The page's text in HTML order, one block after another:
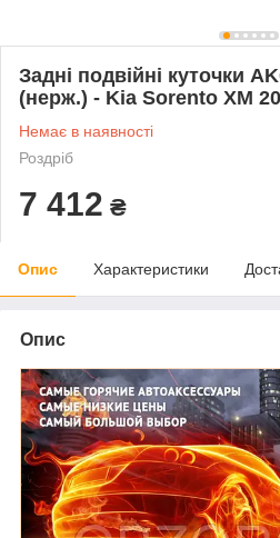
Задні подвійні куточки
(нерж.) - Kia Sorento XM
Немає в наявності
Роздріб
7 412 ₴
Опис Характеристики
Опис